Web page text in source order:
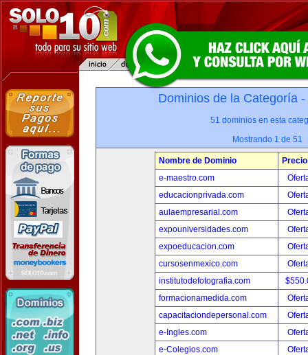
Dominios de la Categoría -
51 dominios en esta
Mostrando 1 de 51
Nombre de Dominio
Precio
e-maestro.com
educacionprivada.com
aulaempresarial.com
expouniversidades.com
expoeducacion.com
cursosenmexico.com
institutodefotografia.com
formacionamedida.com
capacitaciondepersonal.com
e-Ingles.com
e-Colegios.com